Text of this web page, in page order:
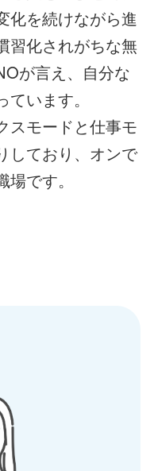
化を続けながら進
習化されがちな無
が言え、自分な
います。
スモードと仕事モ
しており、オンで
です。